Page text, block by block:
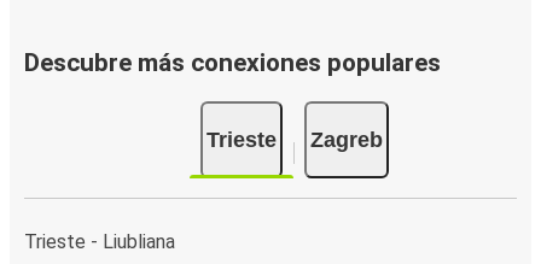
Descubre más conexiones populares
Trieste Zagreb
Trieste - Liubliana